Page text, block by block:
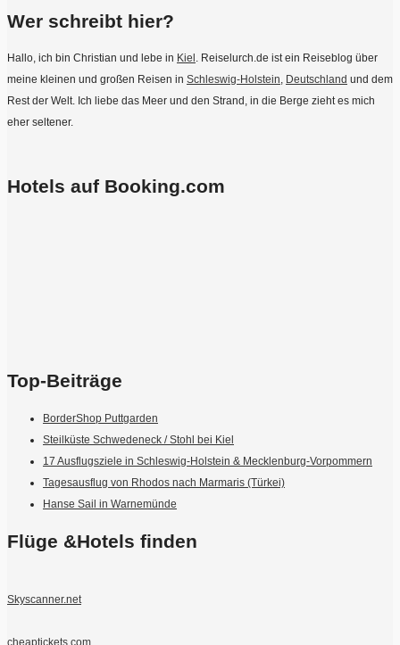
Wer schreibt hier?
Hallo, ich bin Christian und lebe in Kiel . Reiselurch.de ist ein Reiseblog über
meine kleinen und großen Reisen in Schleswig-Holstein, Deutschland und dem
Rest der Welt. Ich liebe das Meer und den Strand, in die Berge zieht es mich
eher seltener.
Hotels auf Booking.com
Top-Beiträge
BorderShop Puttgarden
Steilküste Schwedeneck / Stohl bei Kiel
17 Ausflugsziele in Schleswig-Holstein & Mecklenburg-Vorpommern
Tagesausflug von Rhodos nach Marmaris (Türkei)
Hanse Sail in Warnemünde
Flüge &Hotels finden
Skyscanner.net